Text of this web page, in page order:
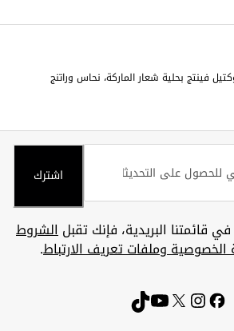
فينتج بحلية شعار الماركة، نحاس وراتنج
اشترك
قائمتنا البريدية، فإنك تقبلالشروط
وملفات تعريف الارتباط.